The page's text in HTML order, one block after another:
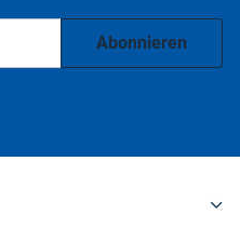
Abonnieren